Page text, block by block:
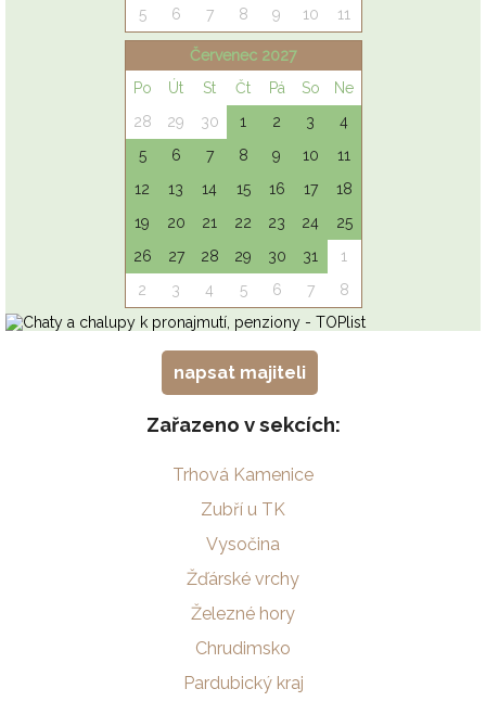
napsat majiteli
Zařazeno v sekcích:
Trhová Kamenice
Zubří u TK
Vysočina
Žďárské vrchy
Železné hory
Chrudimsko
Pardubický kraj